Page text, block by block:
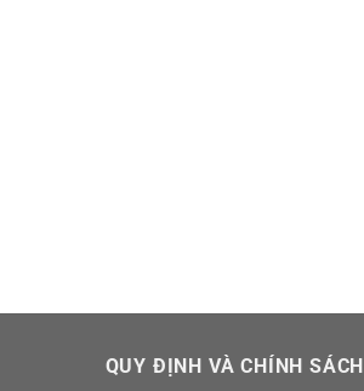
QUY ĐỊNH VÀ CHÍNH SÁCH